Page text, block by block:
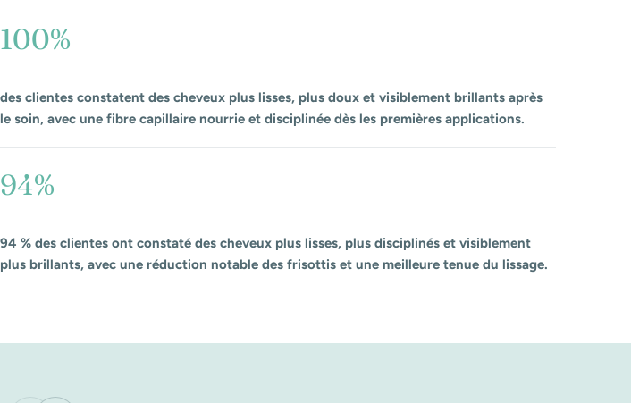
100%
des clientes constatent des cheveux plus lisses, plus doux et visiblement brillants après
le soin, avec une fibre capillaire nourrie et disciplinée dès les premières applications.
94%
94 % des clientes ont constaté des cheveux plus lisses, plus disciplinés et visiblement
plus brillants, avec une réduction notable des frisottis et une meilleure tenue du lissage.